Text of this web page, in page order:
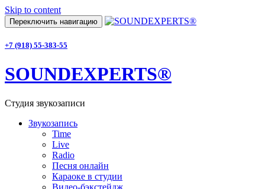
Skip to content
Переключить навигацию
+7 (918) 55-383-55
SOUNDEXPERTS®
Студия звукозаписи
Звукозапись
Time
Live
Radio
Песня онлайн
Караоке в студии
Видео-бэкстейдж